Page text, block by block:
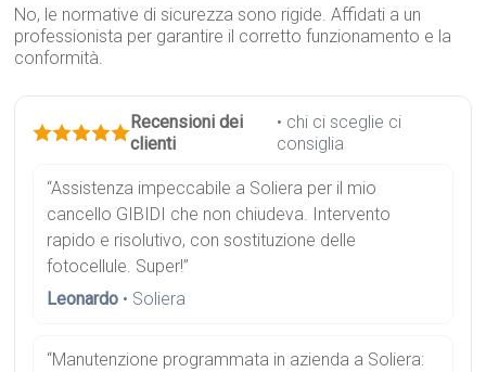
No, le normative di sicurezza sono rigide. Affidati a un
professionista per garantire il corretto funzionamento e la
conformità.
Recensioni dei
clienti
• chi ci sceglie ci
consiglia
“Assistenza impeccabile a Soliera per il mio
cancello GIBIDI che non chiudeva. Intervento
rapido e risolutivo, con sostituzione delle
fotocellule. Super!”
Leonardo • Soliera
“Manutenzione programmata in azienda a Soliera: